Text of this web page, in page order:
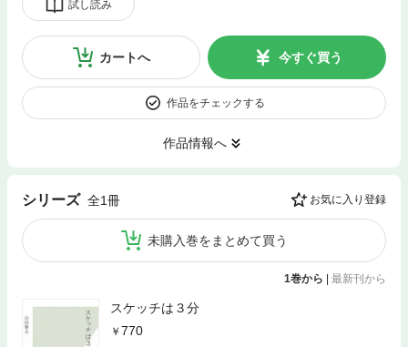
試し読み
カートへ 今すぐ買う
作品をチェックする
作品情報へ
シリーズ 全1冊 お気に入り登録
未購入巻をまとめて買う
1巻から 最新刊から
スケッチは３分
770